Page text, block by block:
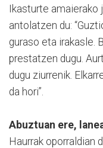
Ikasturte amaierako
antolatzen du:
guraso eta irakasle.
prestatzen dugu.
dugu ziurrenik.
da hori”.
Abuztuan ere,
Haurrak oporraldian